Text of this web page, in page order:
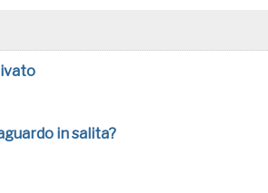
in salita?